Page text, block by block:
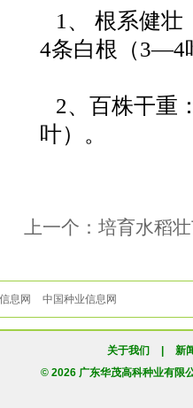
1、 根系健壮
4条白根（3—4
2、百株干重
叶）。
上一个：培育水稻
息网 中国种业信息网
关于我们
新
© 2026 广东华茂高科种业有